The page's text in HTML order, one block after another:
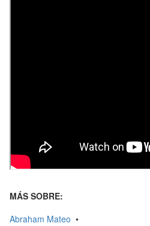
MÁS SOBRE:
Abraham Mateo •